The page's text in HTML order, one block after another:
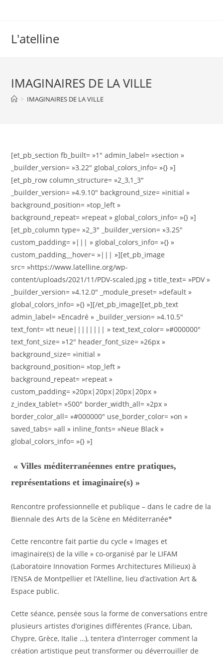
L'atelline
IMAGINAIRES DE LA VILLE
> IMAGINAIRES DE LA VILLE
[et_pb_section fb_built= »1″ admin_label= »section »
_builder_version= »3.22″ global_colors_info= »{} »]
[et_pb_row column_structure= »2_3,1_3″
_builder_version= »4.9.10″ background_size= »initial »
background_position= »top_left »
background_repeat= »repeat » global_colors_info= »{} »]
[et_pb_column type= »2_3″ _builder_version= »3.25″
custom_padding= »||| » global_colors_info= »{} »
custom_padding__hover= »||| »][et_pb_image
src= »https://www.latelline.org/wp-
content/uploads/2021/11/PDV-scaled.jpg » title_text= »PDV »
_builder_version= »4.12.0″ _module_preset= »default »
global_colors_info= »{} »][/et_pb_image][et_pb_text
admin_label= »Encadré » _builder_version= »4.10.5″
text_font= »tt neue|||||||| » text_text_color= »#000000″
text_font_size= »12″ header_font_size= »26px »
background_size= »initial »
background_position= »top_left »
background_repeat= »repeat »
custom_padding= »20px|20px|20px|20px »
z_index_tablet= »500″ border_width_all= »2px »
border_color_all= »#000000″ use_border_color= »on »
saved_tabs= »all » inline_fonts= »Neue Black »
global_colors_info= »{} »]
« Villes méditerranéennes entre pratiques,
représentations et imaginaire(s) »
Rencontre professionnelle et publique – dans le cadre de la
Biennale des Arts de la Scène en Méditerranée*
Cette rencontre fait partie du cycle « Images et
imaginaire(s) de la ville » co-organisé par le LIFAM
(Laboratoire Innovation Formes Architectures Milieux) à
l’ENSA de Montpellier et l’Atelline, lieu d’activation Art &
Espace public.
Cette séance, pensée sous la forme de conversations entre
plusieurs artistes d’origines différentes (France, Liban,
Chypre, Grèce, Italie …), tentera d’interroger comment la
création artistique peut transformer ou déverrouiller de